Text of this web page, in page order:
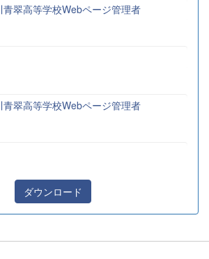
翠高等学校Webページ管理者
翠高等学校Webページ管理者
ダウンロード